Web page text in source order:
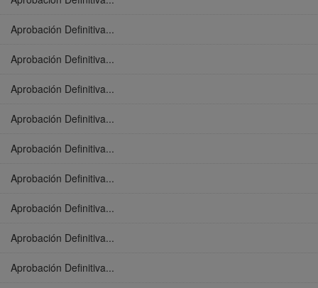
Aprobación Definitiva...
Aprobación Definitiva...
Aprobación Definitiva...
Aprobación Definitiva...
Aprobación Definitiva...
Aprobación Definitiva...
Aprobación Definitiva...
Aprobación Definitiva...
Aprobación Definitiva...